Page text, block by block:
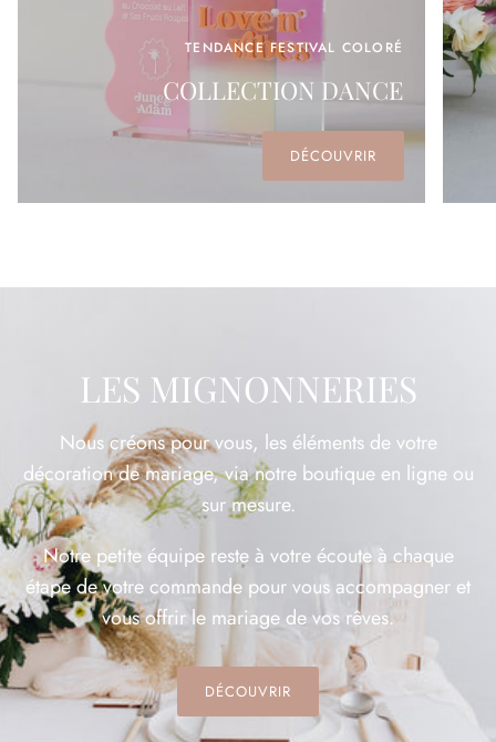
TENDANCE FESTIVAL COLORÉ
COLLECTION DANCE
DÉCOUVRIR
LES MIGNONNERIES
Nous créons pour vous, les éléments de votre
décoration de mariage, via notre boutique en ligne ou
sur mesure.
Notre petite équipe reste à votre écoute à chaque
étape de votre commande pour vous accompagner et
vous offrir le mariage de vos rêves.
DÉCOUVRIR